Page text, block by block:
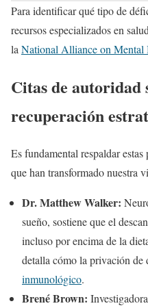
Para identificar qué tipo de
recursos especializados en
la National Alliance on
Citas de autoridad
recuperación
Es fundamental respaldar
que han transformado nuestra
Dr. Matthew Walker:
sueño, sostiene que el
incluso por encima de la
detalla cómo la privación de
inmunológico.
Brené Brown: